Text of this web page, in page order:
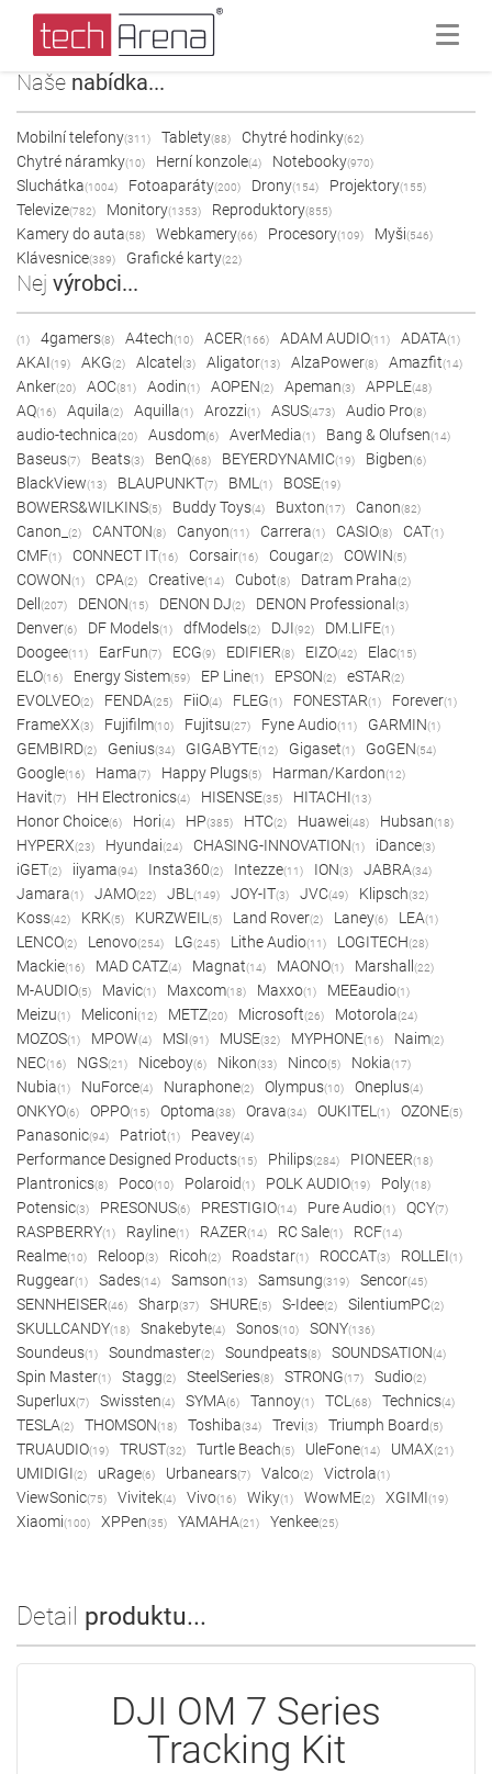
Naše nabídka...
Mobilní telefony(311) Tablety(88) Chytré hodinky(62)
Chytré náramky(10) Herní konzole(4) Notebooky(970)
Sluchátka(1004) Fotoaparáty(200) Drony(154) Projektory(155)
Televize(782) Monitory(1353) Reproduktory(855)
Kamery do auta(58) Webkamery(66) Procesory(109) Myši(546)
Klávesnice(389) Grafické karty(22)
Nej výrobci...
(1) 4gamers(8) A4tech(10) ACER(166) ADAM AUDIO(11) ADATA(1)
AKAI(19) AKG(2) Alcatel (3) Aligator(13) AlzaPower(8) Amazfit(14)
Anker(20) AOC(81) Aodin(1) AOPEN(2) Apeman(3) APPLE(48)
AQ(16) Aquila(2) Aquilla(1) Arozzi(1) ASUS(473) Audio Pro(8)
audio-technica(20) Ausdom(6) AverMedia(1) Bang & Olufsen(14)
Baseus(7) Beats(3) BenQ(68) BEYERDYNAMIC(19) Bigben(6)
BlackView(13) BLAUPUNKT(7) BML (1) BOSE(19)
BOWERS&WILKINS(5) Buddy Toys(4) Buxton(17) Canon(82)
Canon_ (2) CANTON(8) Canyon(11) Carrera(1) CASIO(8) CAT(1)
CMF(1) CONNECT IT(16) Corsair(16) Cougar(2) COWIN(5)
COWON(1) CPA(2) Creative(14) Cubot(8) Datram Praha(2)
Dell (207) DENON(15) DENON DJ(2) DENON Professional (3)
Denver(6) DF Models(1) dfModels(2) DJI(92) DM.LIFE(1)
Doogee(11) EarFun(7) ECG(9) EDIFIER(8) EIZO(42) Elac(15)
ELO(16) Energy Sistem(59) EP Line(1) EPSON(2) eSTAR(2)
EVOLVEO(2) FENDA(25) FiiO(4) FLEG(1) FONESTAR(1) Forever(1)
FrameXX(3) Fujifilm(10) Fujitsu(27) Fyne Audio(11) GARMIN(1)
GEMBIRD(2) Genius(34) GIGABYTE(12) Gigaset(1) GoGEN(54)
Google(16) Hama(7) Happy Plugs(5) Harman/Kardon(12)
Havit(7) HH Electronics(4) HISENSE(35) HITACHI(13)
Honor Choice(6) Hori(4) HP(385) HTC(2) Huawei(48) Hubsan(18)
HYPERX(23) Hyundai(24) CHASING-INNOVATION(1) iDance(3)
iGET(2) iiyama(94) Insta360(2) Intezze(11) ION(3) JABRA(34)
Jamara(1) JAMO(22) JBL (149) JOY-IT(3) JVC(49) Klipsch(32)
Koss(42) KRK(5) KURZWEIL (5) Land Rover(2) Laney(6) LEA(1)
LENCO(2) Lenovo(254) LG(245) Lithe Audio(11) LOGITECH(28)
Mackie(16) MAD CATZ(4) Magnat(14) MAONO(1) Marshall (22)
M-AUDIO(5) Mavic(1) Maxcom(18) Maxxo(1) MEEaudio(1)
Meizu(1) Meliconi(12) METZ(20) Microsoft(26) Motorola(24)
MOZOS(1) MPOW(4) MSI(91) MUSE(32) MYPHONE(16) Naim(2)
NEC(16) NGS(21) Niceboy(6) Nikon(33) Ninco(5) Nokia(17)
Nubia(1) NuForce(4) Nuraphone(2) Olympus(10) Oneplus(4)
ONKYO(6) OPPO(15) Optoma(38) Orava(34) OUKITEL (1) OZONE(5)
Panasonic(94) Patriot(1) Peavey(4)
Performance Designed Products(15) Philips(284) PIONEER(18)
Plantronics(8) Poco(10) Polaroid(1) POLK AUDIO(19) Poly(18)
Potensic(3) PRESONUS(6) PRESTIGIO(14) Pure Audio(1) QCY(7)
RASPBERRY(1) Rayline(1) RAZER(14) RC Sale(1) RCF(14)
Realme(10) Reloop(3) Ricoh(2) Roadstar(1) ROCCAT(3) ROLLEI(1)
Ruggear(1) Sades(14) Samson(13) Samsung(319) Sencor(45)
SENNHEISER(46) Sharp(37) SHURE(5) S-Idee(2) SilentiumPC(2)
SKULLCANDY(18) Snakebyte(4) Sonos(10) SONY(136)
Soundeus(1) Soundmaster(2) Soundpeats(8) SOUNDSATION(4)
Spin Master(1) Stagg(2) SteelSeries(8) STRONG(17) Sudio(2)
Superlux(7) Swissten(4) SYMA(6) Tannoy(1) TCL (68) Technics(4)
TESLA(2) THOMSON(18) Toshiba(34) Trevi(3) Triumph Board(5)
TRUAUDIO(19) TRUST(32) Turtle Beach(5) UleFone(14) UMAX(21)
UMIDIGI(2) uRage(6) Urbanears(7) Valco(2) Victrola(1)
ViewSonic(75) Vivitek(4) Vivo(16) Wiky(1) WowME(2) XGIMI(19)
Xiaomi(100) XPPen(35) YAMAHA(21) Yenkee(25)
Detail produktu...
DJI OM 7 Series
Tracking Kit